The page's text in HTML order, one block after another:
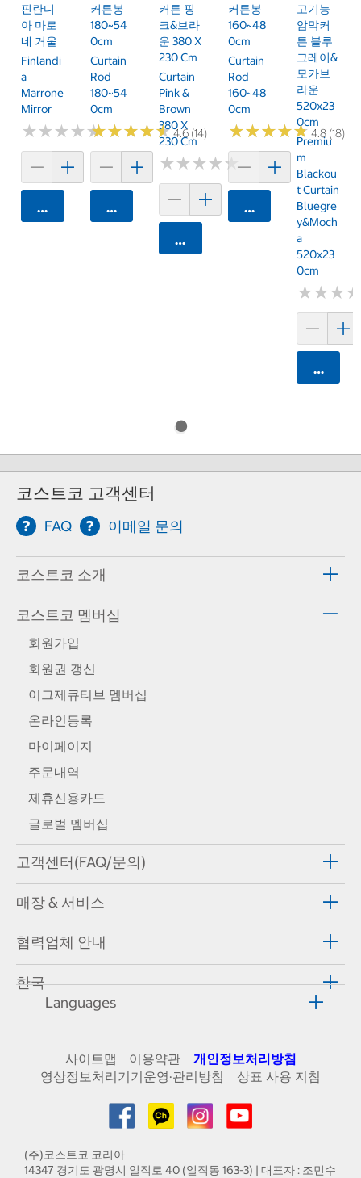
핀란디
아 마로
네 거울
Finlandi
A
Marrone
Mirror
★★★★★
★★★★★
카트에 담기
커튼봉
180~54
0cm
Curtain
Rod
180~54
0cm
★★★★★
★★★★★4.6 (14)
카트에 담기
커튼 핑
크&브라
운 380 X
230 Cm
Curtain
Pink &
Brown
380 X
230 Cm
★★★★★
★★★★★
카트에 담기
커튼봉
160~48
0cm
Curtain
Rod
160~48
0cm
★★★★★
★★★★★4.8 (18)
카트에 담기
고기능
암막커
튼 블루
그레이&
모카브
라운
520x23
0cm
Premiu
M
Blackou
T Curtain
Bluegre
Y&Moch
A
520x23
0cm
★★★
★★★
카트에
코스트코 고객센터
FAQ 이메일 문의
코스트코 소개
코스트코 멤버십
회원가입
회원권 갱신
이그제큐티브 멤버십
온라인등록
마이페이지
주문내역
제휴신용카드
글로벌 멤버십
고객센터(FAQ/문의)
매장 & 서비스
협력업체 안내
한국
Languages
사이트맵 이용약관
개인정보처리방침
영상정보처리기기운영·관리방침
상표 사용 지침
(주)코스트코 코리아
14347 경기도 광명시 일직로 40 (일직동 163-3) | 대표자 : 조민수